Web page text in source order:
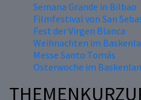
Semana Grande in Bilbao
Filmfestival von San
Fest der Virgen Blanca
Weihnachten im
Messe Santo Tomás
Osterwoche im